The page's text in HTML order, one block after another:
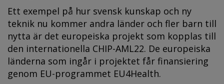
Ett exempel på hur svensk kunskap och ny
teknik nu kommer andra länder och fler barn till
nytta är det europeiska projekt som kopplas till
den internationella CHIP-AML22. De europeiska
länderna som ingår i projektet får finansiering
genom EU-programmet EU4Health.